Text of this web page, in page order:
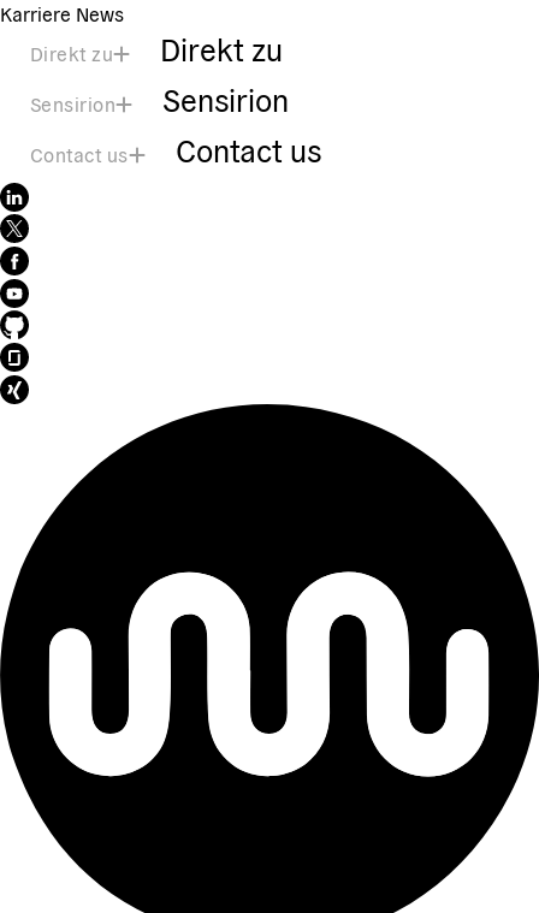
Karriere News
Direkt zu
Direkt zu
Sensirion Sensirion
Contact us Contact us